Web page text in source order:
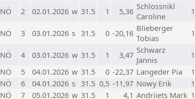
NÖ 2 02.01.2026 w 31.5 1 5,36 Schlossnikl
Caroline
NÖ 3 03.01.2026 s 31.5 0 -20,16 Blieberger
Tobias
NÖ 4 03.01.2026 w 31.5 1 3,47 Schwarz
Jannis
NÖ 5 04.01.2026 w 31.5 0 -22,37 Langeder Pia
NÖ 6 04.01.2026 s 31.5 0,5 -11,97 Nowy Erik
NÖ 7 05.01.2026 w 31.5 1 4,1 Andriiets Mark